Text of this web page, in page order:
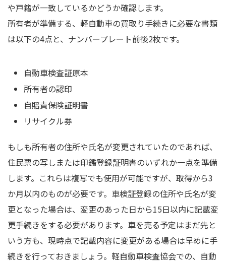
や戸籍が一致しているかどうか確認します。
所有者が準備する、軽自動車の買取り手続きに必要な書類
は以下の4点と、ナンバープレート前後2枚です。
自動車検査証原本
所有者の認印
自賠責保険証明書
リサイクル券
もしも所有者の住所や氏名が変更されていたのであれば、
住民票の写しまたは印鑑登録証明書のいずれか一点を準備
します。これらは複写でも使用が可能ですが、取得から3
か月以内のものが必要です。車検証登録の住所や氏名が変
更となった場合は、変更のあった日から15日以内に記載変
更手続きをする必要があります。車を売る予定はまだ先と
いう方も、現時点で記載内容に変更がある場合は早めに手
続きを行っておきましょう。軽自動車検査協会での、自動